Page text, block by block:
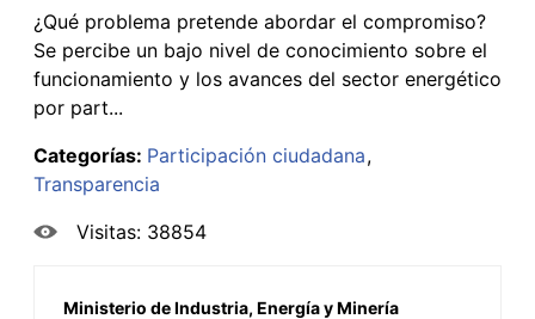
¿Qué problema pretende abordar el compromiso?
Se percibe un bajo nivel de conocimiento sobre el
funcionamiento y los avances del sector energético
por part...
Categorías: Participación ciudadana
Transparencia
Visitas: 38854
Ministerio de Industria, Energía y Minería